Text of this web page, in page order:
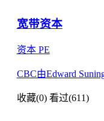
宽带资本
资本 PE
CBC由Edward
收藏(0) 看过(611)